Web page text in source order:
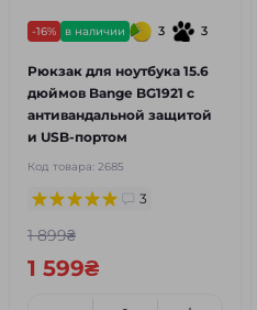
-16% в наличии 3 3
Рюкзак для ноутбука 15.6
дюймов Bange BG1921 с
антивандальной защитой
и USB-портом
Код товара: 2685
3
1 899₴
1 599₴